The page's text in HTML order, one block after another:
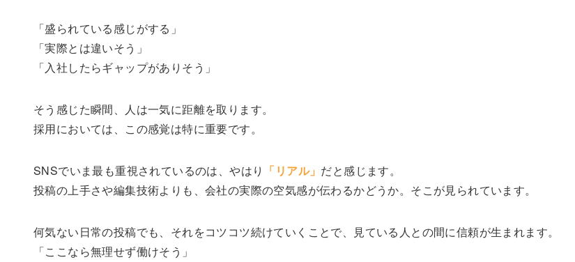
「盛られている感じがする」
「実際とは違いそう」
「入社したらギャップがありそう」
そう感じた瞬間、人は一気に距離を取ります。
採用においては、この感覚は特に重要です。
SNSでいま最も重視されているのは、やはり 「リアル」 だと感じます。
投稿の上手さや編集技術よりも、会社の実際の空気感が伝わるかどうか。そこが見られています。
何気ない日常の投稿でも、それをコツコツ続けていくことで、見ている人との間に信頼が生まれます。
「ここなら無理せず働けそう」